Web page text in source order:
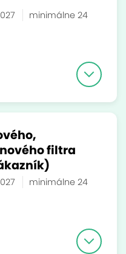
minimálne 24
filtra
minimálne 24